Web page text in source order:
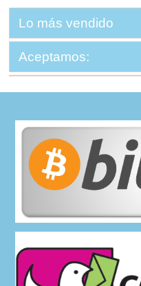
Lo más vendido
Aceptamos: